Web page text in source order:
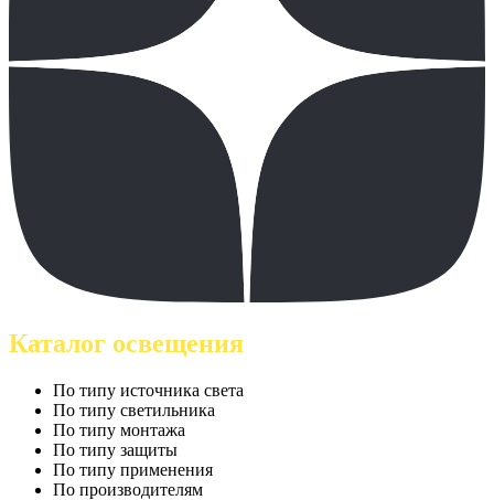
Каталог освещения
По типу источника света
По типу светильника
По типу монтажа
По типу защиты
По типу применения
По производителям